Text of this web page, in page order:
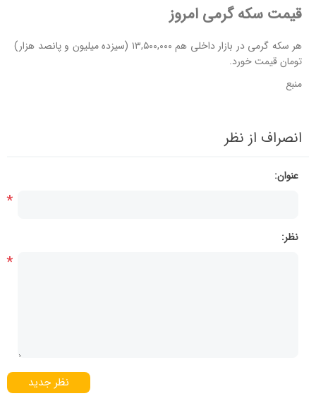
قیمت سکه گرمی امروز
هر سکه گرمی در بازار داخلی هم ۱۳,۵۰۰,۰۰۰ (سیزده میلیون و پانصد هزار)
تومان قیمت خورد.
منبع
انصراف از نظر
عنوان:
*
نظر:
*
نظر جدید